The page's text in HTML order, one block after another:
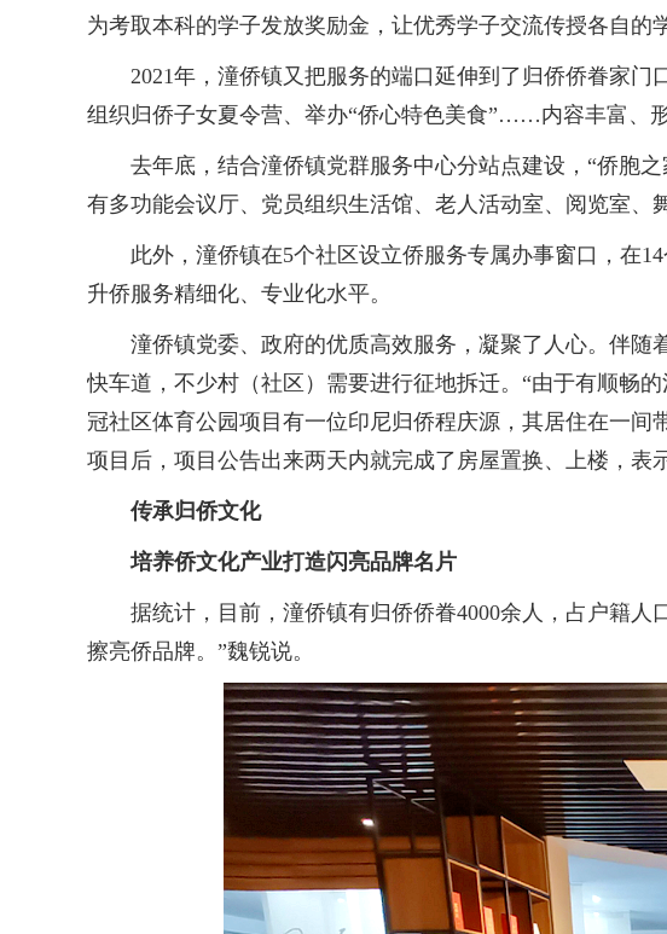
为考取本科的学子发放奖励金，让优秀学子交流传授各自的
2021年，潼侨镇又把服务的端口延伸到了归侨侨眷家门
组织归侨子女夏令营、举办“侨心特色美食”……内容丰富、
去年底，结合潼侨镇党群服务中心分站点建设，“侨胞之
有多功能会议厅、党员组织生活馆、老人活动室、阅览室、
此外，潼侨镇在5个社区设立侨服务专属办事窗口，在14
升侨服务精细化、专业化水平。
潼侨镇党委、政府的优质高效服务，凝聚了人心。伴随
快车道，不少村（社区）需要进行征地拆迁。“由于有顺畅
冠社区体育公园项目有一位印尼归侨程庆源，其居住在一
项目后，项目公告出来两天内就完成了房屋置换、上楼，
传承归侨文化
培养侨文化产业打造闪亮品牌名片
据统计，目前，潼侨镇有归侨侨眷4000余人，占户籍人
擦亮侨品牌。”魏锐说。